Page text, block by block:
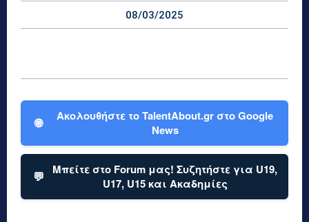
08/03/2025
🌐
Ακολουθήστε το TalentAbout.gr στο Google
News
💬
Μπείτε στο Forum μας! Συζητήστε για U19,
U17, U15 και Ακαδημίες